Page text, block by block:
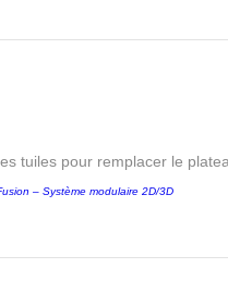
tuiles pour remplacer le
– Système modulaire 2D/3D